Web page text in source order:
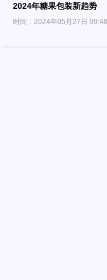
2024年糖果包装新趋势
时间：2024年05月27日 09:48